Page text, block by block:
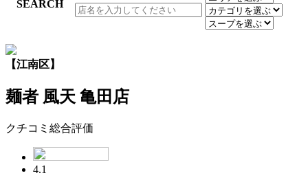
【江南区】
麺者 風天 亀田店
クチコミ総合評価
4.1